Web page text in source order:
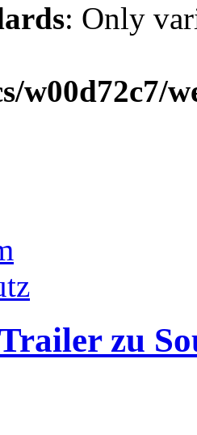
: Only
w00d72c7/
zu